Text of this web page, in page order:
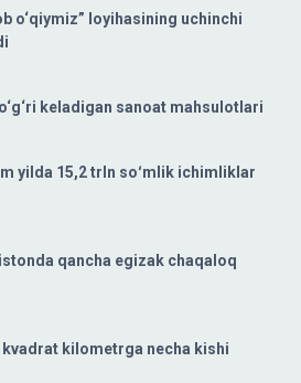
o‘qiymiz” loyihasining uchinchi
keladigan sanoat mahsulotlari
yilda 15,2 trln soʻmlik ichimliklar
qancha egizak chaqaloq
kvadrat kilometrga necha kishi